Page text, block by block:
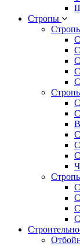
Стропы